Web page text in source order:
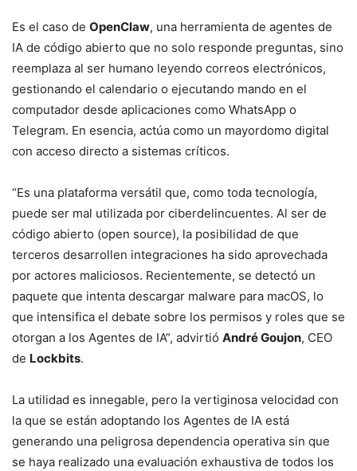
Es el caso de OpenClaw, una herramienta de agentes de
IA de código abierto que no solo responde preguntas, sino
reemplaza al ser humano leyendo correos electrónicos,
gestionando el calendario o ejecutando mando en el
computador desde aplicaciones como WhatsApp o
Telegram. En esencia, actúa como un mayordomo digital
con acceso directo a sistemas críticos.
“Es una plataforma versátil que, como toda tecnología,
puede ser mal utilizada por ciberdelincuentes. Al ser de
código abierto (open source), la posibilidad de que
terceros desarrollen integraciones ha sido aprovechada
por actores maliciosos. Recientemente, se detectó un
paquete que intenta descargar malware para macOS, lo
que intensifica el debate sobre los permisos y roles que se
otorgan a los Agentes de IA”, advirtió André Goujon, CEO
de Lockbits.
La utilidad es innegable, pero la vertiginosa velocidad con
la que se están adoptando los Agentes de IA está
generando una peligrosa dependencia operativa sin que
se haya realizado una evaluación exhaustiva de todos los